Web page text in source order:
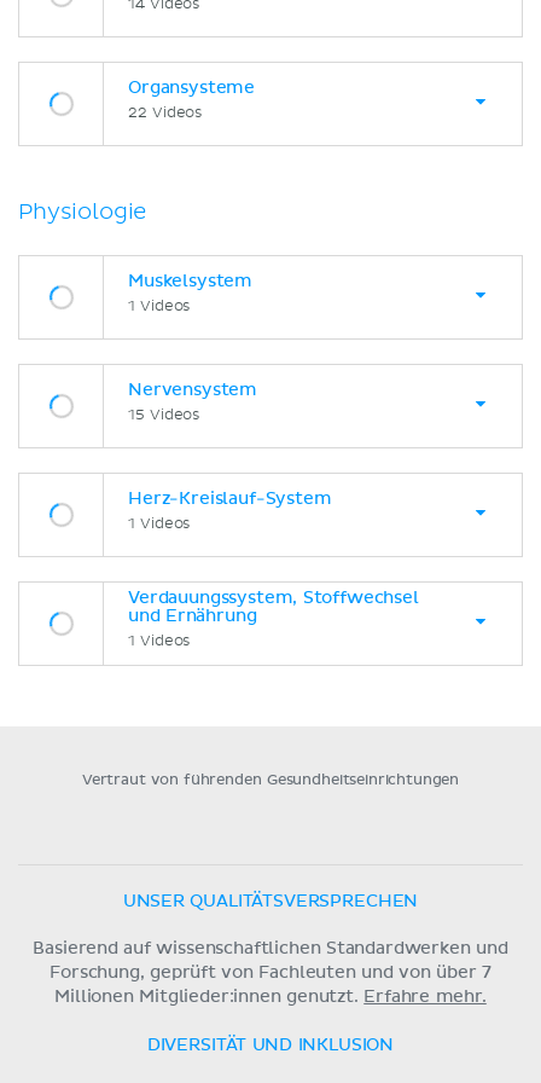
14 Videos
Organsysteme
22 Videos
Physiologie
Muskelsystem
1 Videos
Nervensystem
15 Videos
Herz-Kreislauf-System
1 Videos
Verdauungssystem, Stoffwechsel
und Ernährung
1 Videos
Vertraut von führenden Gesundheitseinrichtungen
UNSER QUALITÄTSVERSPRECHEN
Basierend auf wissenschaftlichen Standardwerken und
Forschung, geprüft von Fachleuten und von über 7
Millionen Mitglieder:innen genutzt. Erfahre mehr.
DIVERSITÄT UND INKLUSION